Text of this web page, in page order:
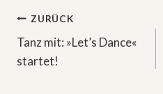
ZURÜCK
Tanz mit: »Let’s Dance«
startet!